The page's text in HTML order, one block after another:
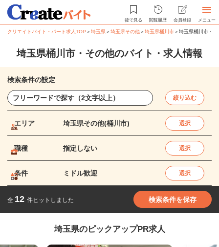
後で見る 閲覧履歴 会員登録 メニュー
クリエイトバイト・パート求人TOP ＞埼玉県＞埼玉県その他＞埼玉県桶川市＞埼玉県桶川市・
埼玉県桶川市・その他のバイト・求人情報
検索条件の設定
絞り込む
エリア 埼玉県その他(桶川市) 選択
職種 指定しない 選択
条件 ミドル歓迎 選択
全 12 件ヒットしました 検索条件を保存
埼玉県のピックアップPR求人